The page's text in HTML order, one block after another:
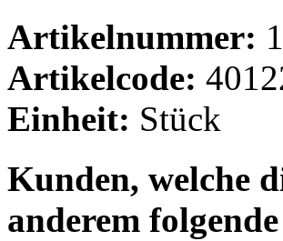
Artikelnummer:
Artikelcode:
Einheit: Stück
Kunden, welche
anderem